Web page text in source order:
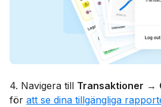
4. Navigera till Transaktioner →
för att se dina tillgängliga